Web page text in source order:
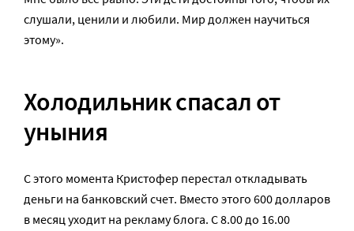
слушали, ценили и любили. Мир должен научиться
этому».
Холодильник спасал от
уныния
С этого момента Кристофер перестал откладывать
деньги на банковский счет. Вместо этого 600 долларов
в месяц уходит на рекламу блога. С 8.00 до 16.00